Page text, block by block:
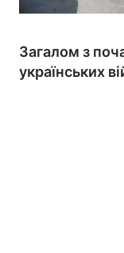
Загалом з
українських